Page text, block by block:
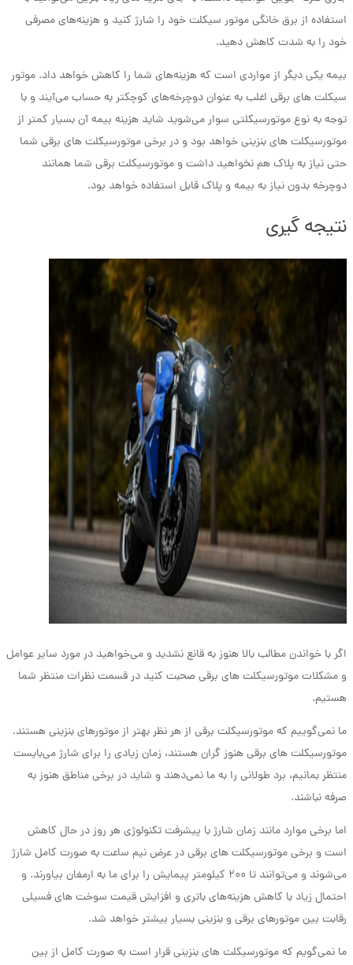
استفاده از برق خانگی موتور سیکلت خود را شارژ کنید و هزینه‌های مصرفی
خود را به شدت کاهش دهید.
بیمه یکی دیگر از مواردی است که هزینه‌های شما را کاهش خواهد داد. موتور
سیکلت های برقی اغلب به عنوان دوچرخه‌های کوچکتر به حساب می‌آیند و با
توجه به نوع موتورسیکلتی سوار می‌شوید شاید هزینه بیمه آن بسیار کمتر از
موتورسیکلت های بنزینی خواهد بود و در برخی موتورسیکلت های برقی شما
حتی نیاز به پلاک هم نخواهید داشت و موتورسیکلت برقی شما همانند
دوچرخه بدون نیاز به بیمه و پلاک قابل استفاده خواهد بود.
نتیجه گیری
اگر با خواندن مطالب بالا هنوز به قانع نشدید و می‌خواهید در مورد سایر عوامل
و مشکلات موتورسیکلت های برقی صحبت کنید در قسمت نظرات منتظر شما
هستیم.
ما نمی‌گوییم که موتورسیکلت برقی از هر نظر بهتر از موتورهای بنزینی هستند.
موتورسیکلت های برقی هنوز گران هستند، زمان زیادی را برای شارژ می‌بایست
منتظر بمانیم، برد طولانی را به ما نمی‌دهند و شاید در برخی مناطق هنوز به
صرفه نباشند.
اما برخی موارد مانند زمان شارژ با پیشرفت تکنولوژی هر روز در حال کاهش
است و برخی موتورسیکلت های برقی در عرض نیم ساعت به صورت کامل شارژ
می‌شوند و می‌توانند تا ۲۰۰ کیلومتر پیمایش را برای ما به ارمغان بیاورند. و
احتمال زیاد با کاهش هزینه‌های باتری و افزایش قیمت سوخت های فسیلی
رقابت بین موتورهای برقی و بنزینی بسیار بیشتر خواهد شد.
ما نمی‌گویم که موتورسیکلت های بنزینی قرار است به صورت کامل از بین